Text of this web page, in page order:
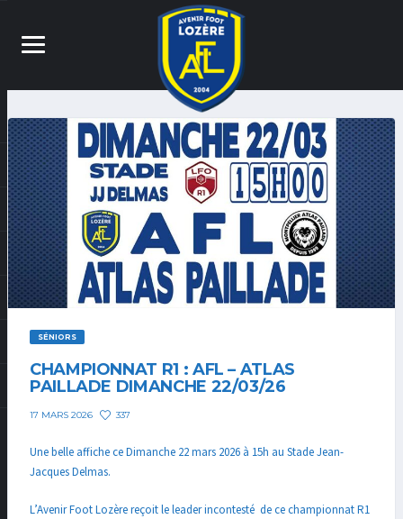
SÉNIORS
CHAMPIONNAT R1 : AFL – ATLAS
PAILLADE DIMANCHE 22/03/26
17 MARS 2026 337
Une belle affiche ce Dimanche 22 mars 2026 à 15h au Stade Jean-
Jacques Delmas.
L’Avenir Foot Lozère reçoit le leader incontesté de ce championnat R1